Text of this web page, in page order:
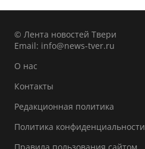
© Лента новостей Твери
Email: info@news-tver.ru
О нас
Контакты
Редакционная политика
Политика конфиденциальности